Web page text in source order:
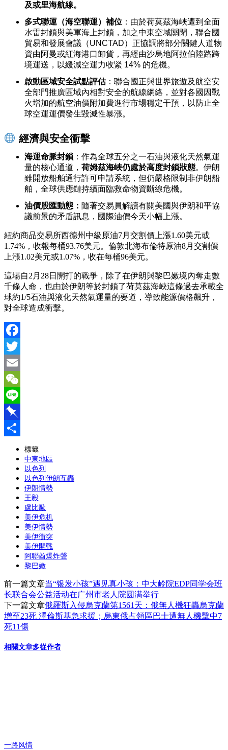
及或里海航線。
多式聯運（海空聯運）補位 ：由於荷莫茲海峽遭到全面
水雷封鎖與美軍海上封鎖，加之中東空域關閉，聯合國
貿易和發展會議（UNCTAD）正協調將部分關鍵人道物
資由阿曼或紅海港口卸貨，再經由沙烏地阿拉伯陸路跨
境運送，以緩減空運力收緊 14% 的危機。
啟動區域安全試點評估：聯合國正與世界旅遊及航空安
全部門推廣區域內相對安全的航線網絡，並對各國因戰
火增加的航空油價附加費進行市場穩定干預，以防止全
球空運運價發生毀滅性暴漲。
經濟與安全衝擊
海運命脈封鎖 ：作為全球五分之一石油與液化天然氣運
量的核心通道， 荷姆茲海峽仍處於高度封鎖狀態。伊朗
雖開放船舶通行許可申請系統，但仍嚴格限制非伊朗船
舶，全球供應鏈持續面臨救命物資斷線危機。
油價股匯動態： 隨著交易員解讀有關美國與伊朗和平協
議前景的矛盾訊息，國際油價今天小幅上漲。
紐約商品交易所西德州中級原油7月交割價上漲1.60美元或
1.74%，收報每桶93.76美元。倫敦北海布倫特原油8月交割價
上漲1.02美元或1.07%，收在每桶96美元。
這場自2月28日開打的戰爭，除了在伊朗與黎巴嫩境內奪走數
千條人命，也由於伊朗等於封鎖了荷莫茲海峽這條過去承載全
球約1/5石油與液化天然氣運量的要道，導致能源價格飆升，
對全球造成衝擊。
Facebook
Twitter
Email
WeChat
Line
Pinboard
標籤
中東地區
以色列
以色列伊朗互轟
伊朗情勢
王毅
盧比歐
美伊危机
美伊情勢
美伊衝突
美伊開戰
阿聯酋爆炸聲
黎巴嫩
前一篇文章当“银发小孩”遇见真小孩：中大岭院EDP同学会班
长联合会公益活动在广州市老人院圆满举行
下一篇文章俄羅斯入侵烏克蘭第1561天：俄無人機狂轟烏克蘭
增至23死 澤倫斯基急求援；烏東俄占領區巴士遭無人機擊中7
死11傷
相關文章多從作者
一路风情